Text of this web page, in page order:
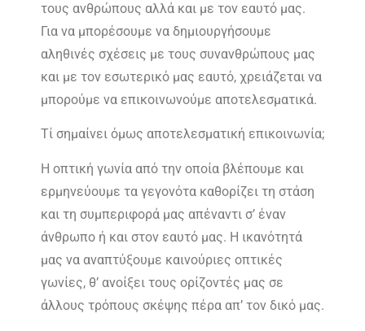
τους ανθρώπους αλλά και με τον εαυτό μας.
Για να μπορέσουμε να δημιουργήσουμε
αληθινές σχέσεις με τους συνανθρώπους μας
και με τον εσωτερικό μας εαυτό, χρειάζεται να
μπορούμε να επικοινωνούμε αποτελεσματικά.
Τί σημαίνει όμως αποτελεσματική επικοινωνία;
Η οπτική γωνία από την οποία βλέπουμε και
ερμηνεύουμε τα γεγονότα καθορίζει τη στάση
και τη συμπεριφορά μας απέναντι σ’ έναν
άνθρωπο ή και στον εαυτό μας. Η ικανότητά
μας να αναπτύξουμε καινούριες οπτικές
γωνίες, θ’ ανοίξει τους ορίζοντές μας σε
άλλους τρόπους σκέψης πέρα απ’ τον δικό μας.